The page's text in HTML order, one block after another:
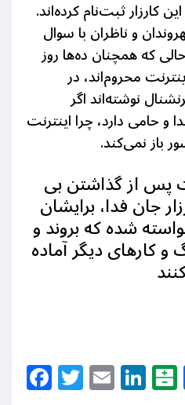
کارزار ثبت‌نام کرده‌اند.
و ناظران با سوال
که همچنان ده‌ها روز
محروم‌اند، در
نوشته‌اند اگر
و حامی دارد، چرا اینترنت
باز نمی‌کند.
پس از گذاشتن بی
جان فدا، برایشان
شده که بروند و
کارهای دیگر آماده
Facebook
Twitter
Email